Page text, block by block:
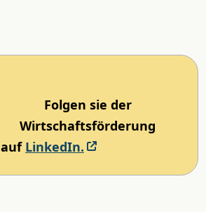
Folgen sie der
Wirtschaftsförderung
auf LinkedIn.